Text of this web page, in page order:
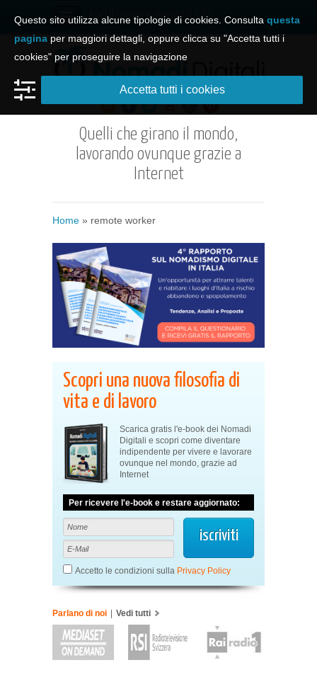
Apri il menu e naviga il sito
Quelli che girano il mondo,
lavorando ovunque grazie a
Internet
Home » remote worker
Scopri una nuova filosofia di
vita e di lavoro
Scarica gratis l'e-book dei Nomadi
Digitali e scopri come diventare
indipendente per vivere e lavorare
ovunque nel mondo, grazie ad
Internet
Per ricevere l'e-book e restare aggiornato:
Accetto le condizioni sulla Privacy Policy
Parlano di noi | Vedi tutti
Questo sito utilizza alcune tipologie di cookies. Consulta questa
pagina per maggiori dettagli, oppure clicca su "Accetta tutti i
cookies" per proseguire la navigazione
Accetta tutti i cookies